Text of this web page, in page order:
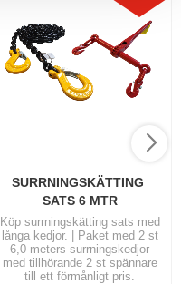
SURRNINGSKÄTTING
SATS 6 MTR
Köp surrningskätting sats med
långa kedjor. | Paket med 2 st
6,0 meters surrningskedjor
med tillhörande 2 st spännare
till ett förmånligt pris.